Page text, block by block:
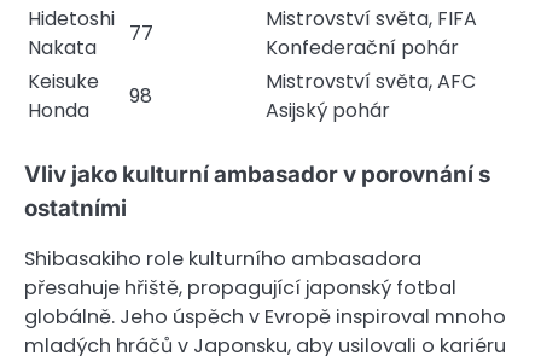
Hidetoshi
Nakata
77
Mistrovství světa, FIFA
Konfederační pohár
Keisuke
Honda
98
Mistrovství světa, AFC
Asijský pohár
Vliv jako kulturní ambasador v porovnání s
ostatními
Shibasakiho role kulturního ambasadora
přesahuje hřiště, propagující japonský fotbal
globálně. Jeho úspěch v Evropě inspiroval mnoho
mladých hráčů v Japonsku, aby usilovali o kariéru